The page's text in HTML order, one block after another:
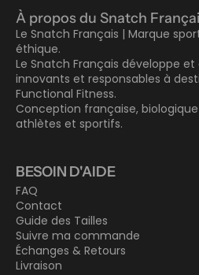
À propos du Snatch
Le Snatch Français | Marque
éthique.
Le Snatch Français développe
innovants et responsables à
Functional Fitness.
Conception française,
athlètes et sportifs.
BESOIN D'AIDE
FAQ
Contact
Guide des Tailles
Suivre ma commande
Échanges & Retours
Livraison